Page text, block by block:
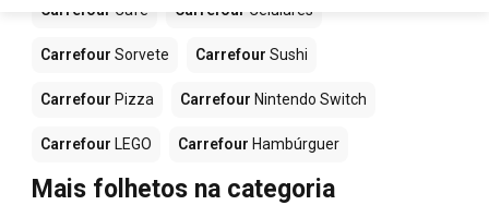
Carrefour Café Carrefour Celulares
Carrefour Sorvete Carrefour Sushi
Carrefour Pizza Carrefour Nintendo Switch
Carrefour LEGO Carrefour Hambúrguer
Mais folhetos na categoria